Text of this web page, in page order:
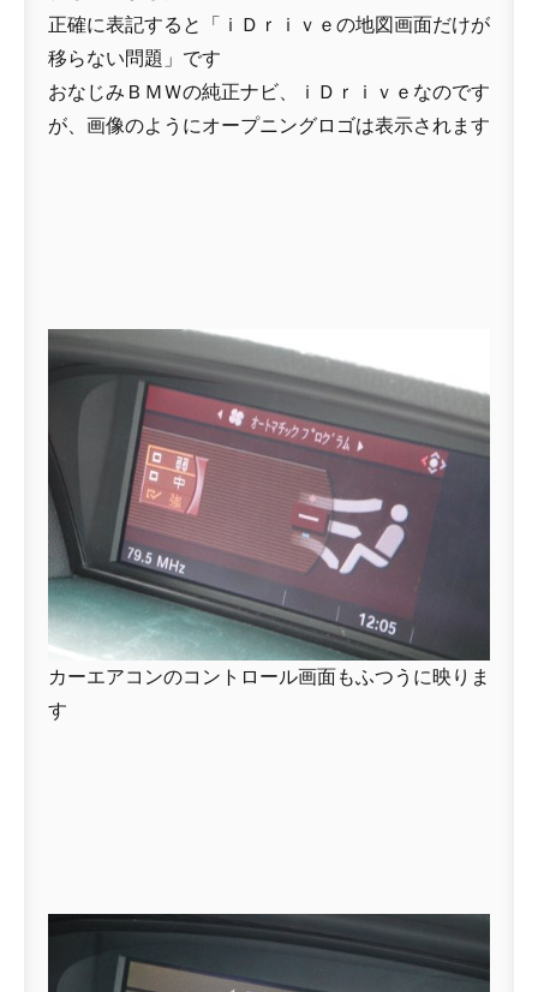
正確に表記すると「ｉＤｒｉｖｅの地図画面だけが
移らない問題」です
おなじみＢＭＷの純正ナビ、ｉＤｒｉｖｅなのです
が、画像のようにオープニングロゴは表示されます
カーエアコンのコントロール画面もふつうに映りま
す